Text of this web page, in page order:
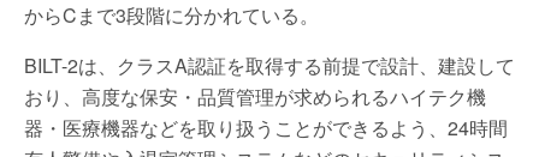
からCまで3段階に分かれている。
BILT-2は、クラスA認証を取得する前提で設計、建設して
おり、高度な保安・品質管理が求められるハイテク機
器・医療機器などを取り扱うことができるよう、24時間